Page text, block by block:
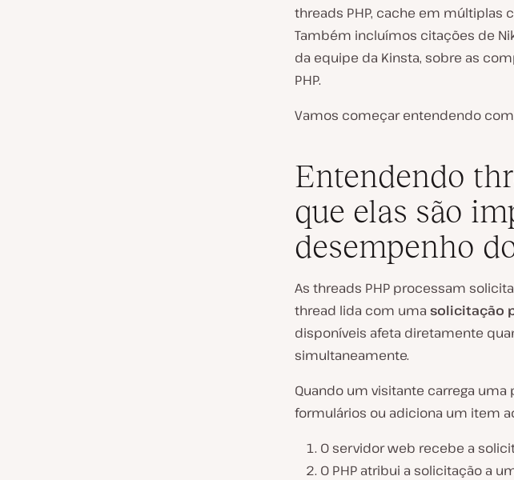
threads PHP, cache em múltiplas
Também incluímos citações de
da equipe da Kinsta, sobre as
PHP.
Vamos começar entendendo
Entendendo
que elas são
desempenho
As threads PHP processam
thread lida com uma solicitação
disponíveis afeta diretamente
simultaneamente.
Quando um visitante carrega uma
formulários ou adiciona um item
O servidor web recebe a
O PHP atribui a solicitação a